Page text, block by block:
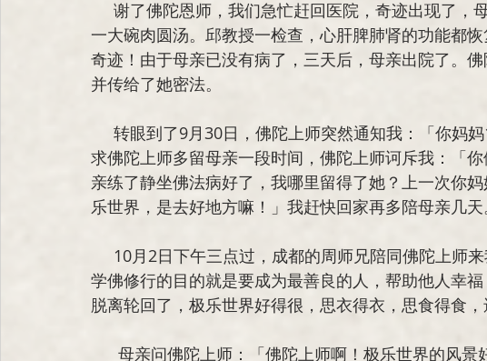
一大碗肉圆汤。邱教授一检查，心肝脾肺肾的功能都
奇迹！由于母亲已没有病了，三天后，母亲出院了。
并传给了她密法。
求佛陀上师多留母亲一段时间，佛陀上师诃斥我：「
亲练了静坐佛法病好了，我哪里留得了她？上一次你
乐世界，是去好地方嘛！」我赶快回家再多陪母亲几天
10月2日下午三点过，成都的周师兄陪同佛陀上
学佛修行的目的就是要成为最善良的人，帮助他人幸
脱离轮回了，极乐世界好得很，思衣得衣，思食得食，